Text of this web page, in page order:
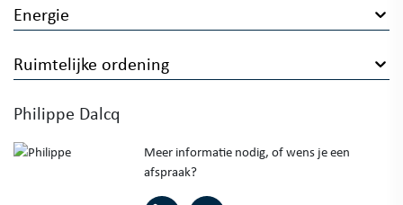
Energie
Ruimtelijke ordening
Philippe Dalcq
Meer informatie nodig, of wens je een
afspraak?